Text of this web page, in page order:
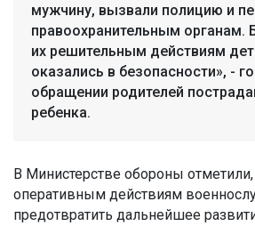
мужчину, вызвали полицию и
правоохранительным органам.
их решительным действиям
оказались в безопасности», -
обращении родителей
ребенка.
В Министерстве обороны отметили,
оперативным действиям
предотвратить дальнейшее